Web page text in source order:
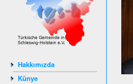
Hakkımızda
Künye